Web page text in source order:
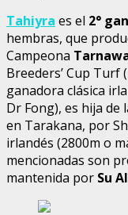
Tahiyra es el 2°
hembras, que
Campeona
Breeders’ Cup Turf (
ganadora clásica
Dr Fong), es hija de
en Tarakana, por
irlandés (2800m o
mencionadas son
mantenida por Su